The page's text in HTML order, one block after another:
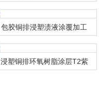
包胶铜排浸塑渍液涂覆加工
浸塑铜排环氧树脂涂层T2紫